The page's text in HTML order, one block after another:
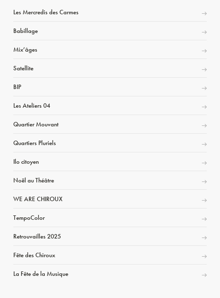
Les Mercredis des Carmes
Babillage
Mix’âges
Satellite
BIP
Les Ateliers 04
Quartier Mouvant
Quartiers Pluriels
Ilo citoyen
Noël au Théâtre
WE ARE CHIROUX
TempoColor
Retrouvailles 2025
Fête des Chiroux
La Fête de la Musique